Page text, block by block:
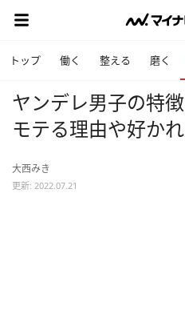
トップ 働く 整える 磨く
ヤンデレ男子の特
モテる理由や好か
大西みき
更新: 2022.07.21